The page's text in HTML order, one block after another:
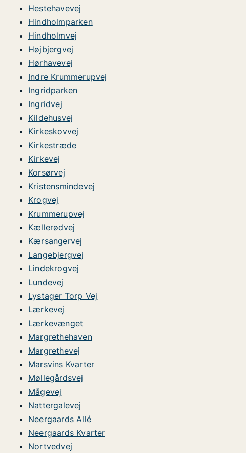
Hestehavevej
Hindholmparken
Hindholmvej
Højbjergvej
Hørhavevej
Indre Krummerupvej
Ingridparken
Ingridvej
Kildehusvej
Kirkeskovvej
Kirkestræde
Kirkevej
Korsørvej
Kristensmindevej
Krogvej
Krummerupvej
Kællerødvej
Kærsangervej
Langebjergvej
Lindekrogvej
Lundevej
Lystager Torp Vej
Lærkevej
Lærkevænget
Margrethehaven
Margrethevej
Marsvins Kvarter
Møllegårdsvej
Mågevej
Nattergalevej
Neergaards Allé
Neergaards Kvarter
Nortvedvej